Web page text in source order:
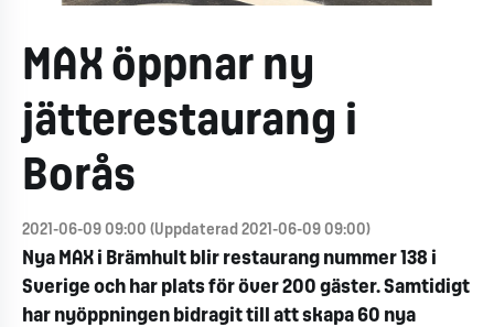
MAX öppnar ny
jätterestaurang i
Borås
2021-06-09 09:00 (Uppdaterad 2021-06-09 09:00)
Nya MAX i Brämhult blir restaurang nummer 138 i
Sverige och har plats för över 200 gäster. Samtidigt
har nyöppningen bidragit till att skapa 60 nya